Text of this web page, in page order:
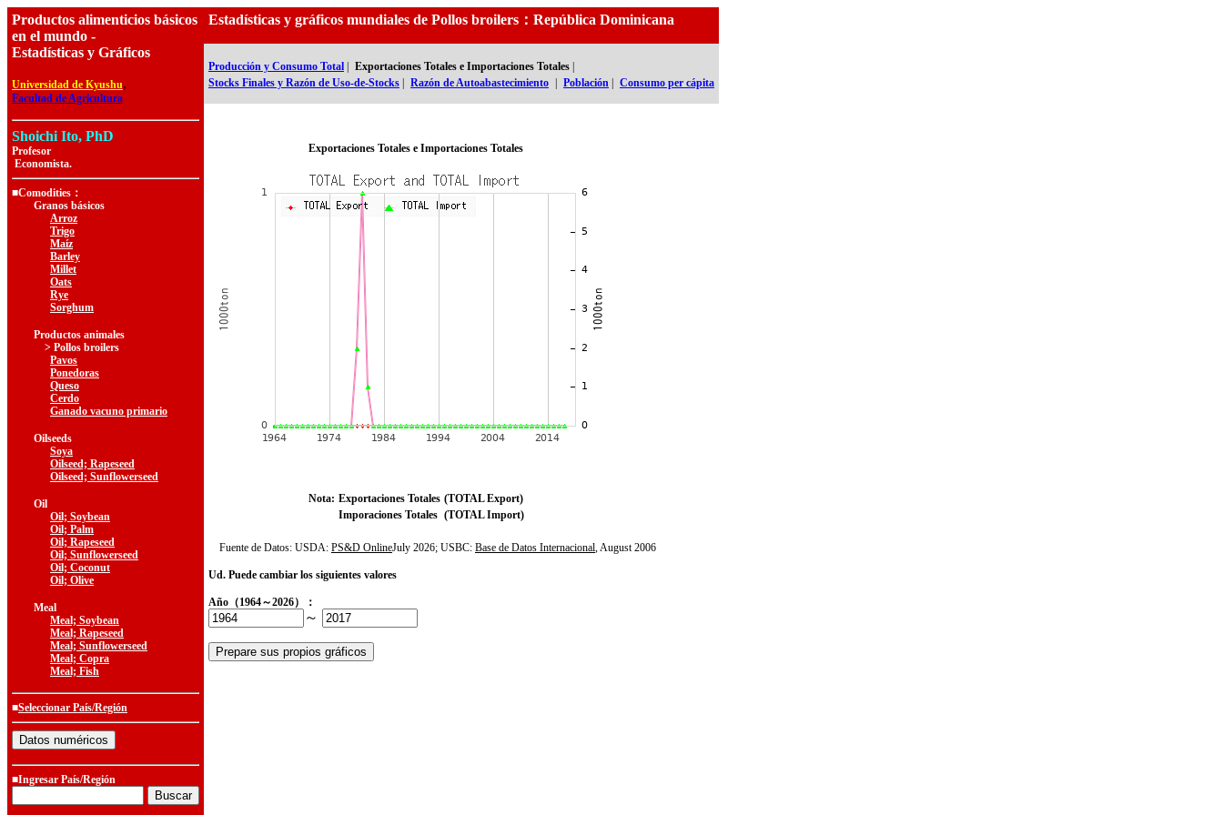
Productos alimenticios básicos
en el mundo -
Estadísticas y Gráficos
Universidad de Kyushu,
Facultad de Agricultura
Shoichi Ito, PhD
Profesor
Economista.
■Comodities：
Granos básicos
Arroz
Trigo
Maíz
Barley
Millet
Oats
Rye
Sorghum
Productos animales
> Pollos broilers
Pavos
Ponedoras
Queso
Cerdo
Ganado vacuno primario
Oilseeds
Soya
Oilseed; Rapeseed
Oilseed; Sunflowerseed
Oil
Oil; Soybean
Oil; Palm
Oil; Rapeseed
Oil; Sunflowerseed
Oil; Coconut
Oil; Olive
Meal
Meal; Soybean
Meal; Rapeseed
Meal; Sunflowerseed
Meal; Copra
Meal; Fish
■Seleccionar País/Región
■Ingresar País/Región
Estadísticas y gráficos mundiales de Pollos broilers：República Dominicana
Producción y Consumo Total Exportaciones Totales e Importaciones Totales
Stocks Finales y Razón de Uso-de-Stocks
Razón de Autoabastecimiento Población Consumo per cápita
Exportaciones Totales e Importaciones Totales
Nota: Exportaciones Totales (TOTAL Export)
Imporaciones Totales (TOTAL Import)
Fuente de Datos: USDA: PS&D OnlineJuly 2026; USBC: Base de Datos Internacional, August 2006
Ud. Puede cambiar los siguientes valores
Año（1964～2026）：
～